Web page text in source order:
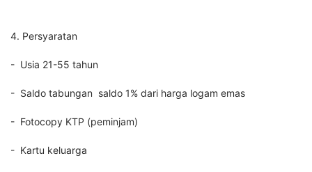
4. Persyaratan
- Usia 21-55 tahun
- Saldo tabungan saldo 1% dari harga logam emas
- Fotocopy KTP (peminjam)
- Kartu keluarga